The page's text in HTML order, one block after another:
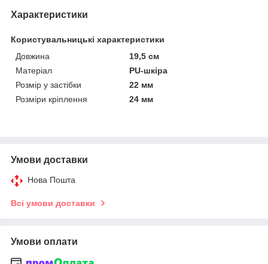
Характеристики
Користувальницькі характеристики
Довжина
19,5 см
Матеріал
PU-шкіра
Розмір у застібки
22 мм
Розміри кріплення
24 мм
Умови доставки
Нова Пошта
Всі умови доставки
Умови оплати